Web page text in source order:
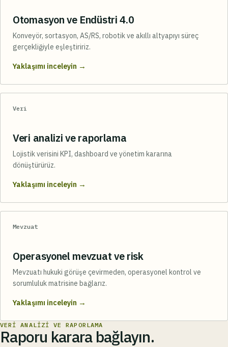
Otomasyon ve Endüstri 4.0
Konveyör, sortasyon, AS/RS, robotik ve akıllı altyapıyı süreç
gerçekliğiyle eşleştiririz.
Yaklaşımı inceleyin →
Veri
Veri analizi ve raporlama
Lojistik verisini KPI, dashboard ve yönetim kararına
dönüştürürüz.
Yaklaşımı inceleyin →
Mevzuat
Operasyonel mevzuat ve risk
Mevzuatı hukuki görüşe çevirmeden, operasyonel kontrol ve
sorumluluk matrisine bağlarız.
Yaklaşımı inceleyin →
VERI ANALIZI VE RAPORLAMA
Raporu karara bağlayın.